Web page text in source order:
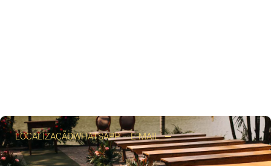
LOCALIZAÇÃOWHATSAPP E-MAIL